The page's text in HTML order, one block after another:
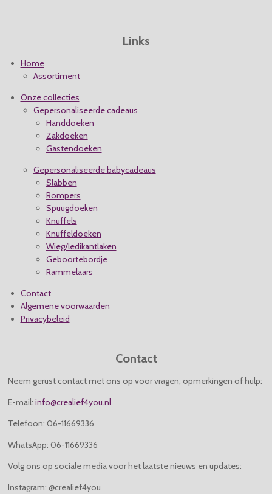
Links
Home
Assortiment
Onze collecties
Gepersonaliseerde cadeaus
Handdoeken
Zakdoeken
Gastendoeken
Gepersonaliseerde babycadeaus
Slabben
Rompers
Spuugdoeken
Knuffels
Knuffeldoeken
Wieg/ledikantlaken
Geboortebordje
Rammelaars
Contact
Algemene voorwaarden
Privacybeleid
Contact
Neem gerust contact met ons op voor vragen, opmerkingen of hulp:
E-mail: info@crealief4you.nl
Telefoon: 06-11669336
WhatsApp: 06-11669336
Volg ons op sociale media voor het laatste nieuws en updates:
Instagram: @crealief4you